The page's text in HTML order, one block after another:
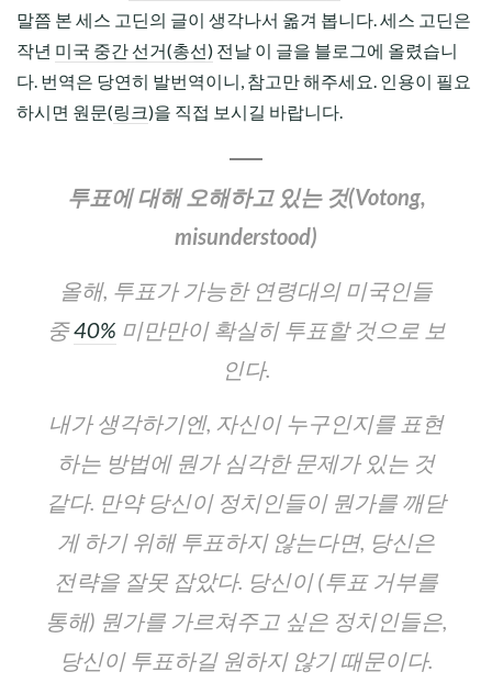
말쯤 본 세스 고딘의 글이 생각나서 옮겨 봅니다. 세스 고딘은
작년 미국 중간 선거(총선) 전날 이 글을 블로그에 올렸습니
다. 번역은 당연히 발번역이니, 참고만 해주세요. 인용이 필요
하시면 원문(링크)을 직접 보시길 바랍니다.
투표에 대해 오해하고 있는 것(Votong,
misunderstood)
올해, 투표가 가능한 연령대의 미국인들
중40% 미만만이 확실히 투표할 것으로 보
인다.
내가 생각하기엔, 자신이 누구인지를 표현
하는 방법에 뭔가 심각한 문제가 있는 것
같다. 만약 당신이 정치인들이 뭔가를 깨닫
게 하기 위해 투표하지 않는다면, 당신은
전략을 잘못 잡았다. 당신이 (투표 거부를
통해) 뭔가를 가르쳐주고 싶은 정치인들은,
당신이 투표하길 원하지 않기 때문이다.